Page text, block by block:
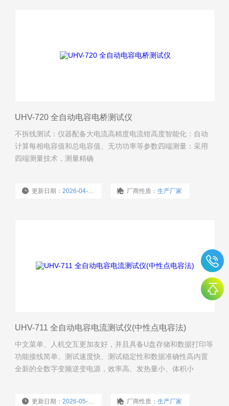
UHV-720 全自动电容电桥测试仪
不拆线测试：仪器配备大电流高精度电流钳高度智能化：自动
计算每相电容值和总电容值、无功功率等参数四端测量：采用
四端测量技术，测量精确
更新日期：2026-04-24 厂商性质：生产厂家
UHV-711 全自动电容电流测试仪(中性点电容法)
中文菜单、人机交互更加友好，并且具备U盘存储和数据打印等
功能接线简单、测试速度快、测试稳定性和数据准确性高内置
全新的全数字变频逆变电源，效率高、发热量小、体积小
更新日期：2026-05-27 厂商性质：生产厂家